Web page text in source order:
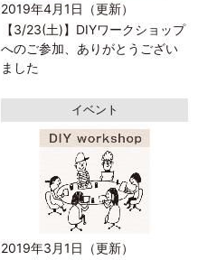
2019年4月1日（更新）
【3/23(土)】DIYワークショップ
へのご参加、ありがとうござい
ました
イベント
2019年3月1日（更新）